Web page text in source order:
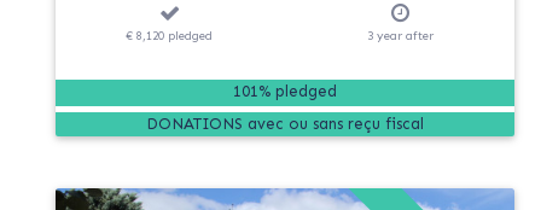
€ 8,120 pledged 3 year after
101% pledged
DONATIONS